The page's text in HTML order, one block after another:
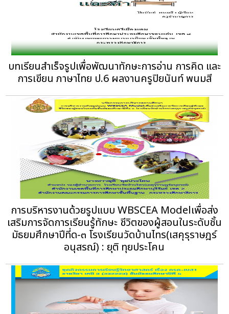
บทเรียนสำเร็จรูปเพื่อพัฒนาทักษะการอ่าน การคิด และ
การเขียน ภาษาไทย ป.6 ผลงานครูปิยนันท์ พนมสี
การบริหารงานด้วยรูปแบบ WBSCEA Modelเพื่อส่ง
เสริมการจัดการเรียนรู้ทักษะ ชีวิตของผู้สอนในระดับชั้น
มัธยมศึกษาปีที่ด-๓ โรงเรียนวัดบ้านไทร(เสคุรุราษฎร์
อนุสรณ์) : ยุติ ทุยประโคน